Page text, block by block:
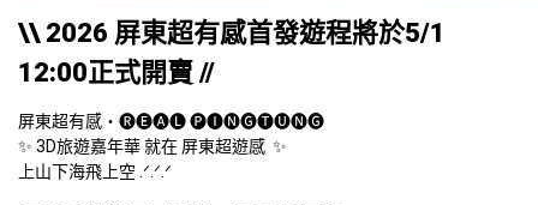
\\ 2026 屏東超有感首發遊程將於5/1
12:00正式開賣 //
屏東超有感・🅡🅔🅐🅛 🅟🅘🅝🅖🅣🅤🅝🅖
✨ 3D旅遊嘉年華 就在 屏東超遊感  ✨
上山下海飛上空 .ᐟ.ᐟ.ᐟ